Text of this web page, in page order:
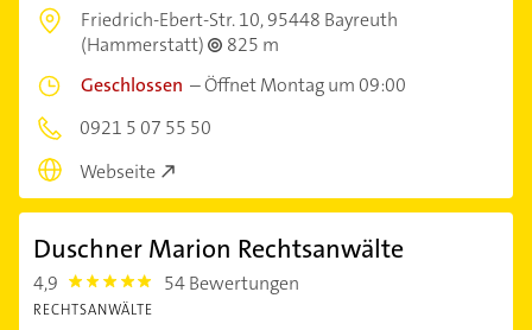
Friedrich-Ebert-Str. 10,95448 Bayreuth
(Hammerstatt)
825 m
Geschlossen –Öffnet Montag um 09:00
0921 5 07 55 50
Webseite
Duschner Marion Rechtsanwälte
4,9 4.9 54 Bewertungen
RECHTSANWÄLTE